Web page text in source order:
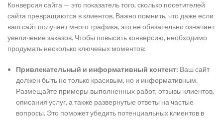
Конверсия сайта — это показатель того, сколько посетителей
сайта превращаются в клиентов. Важно помнить, что даже если
ваш сайт получает много трафика, это не обязательно означает
увеличение заказов. Чтобы повысить конверсию, необходимо
продумать несколько ключевых моментов:
Привлекательный и информативный контент: Ваш сайт
должен быть не только красивым, но и информативным.
Размещайте примеры выполненных работ, отзывы клиентов,
описания услуг, а также развернутые ответы на частые
вопросы. Это поможет убедить потенциальных клиентов в